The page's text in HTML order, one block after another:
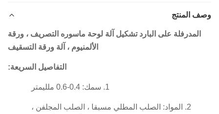
وصف المنتج
المدرفلة على البارد تشكيل آلة لوحة ماسوره التصريف ، ورقة
الألمنيوم ، آلة ورقة التسقيف
التفاصيل السريعة:
1. سمك: 0.4-0.6 ملليمتر
2. المواد: الصلب المطلي مسبقا ، الصلب المجلفن ،